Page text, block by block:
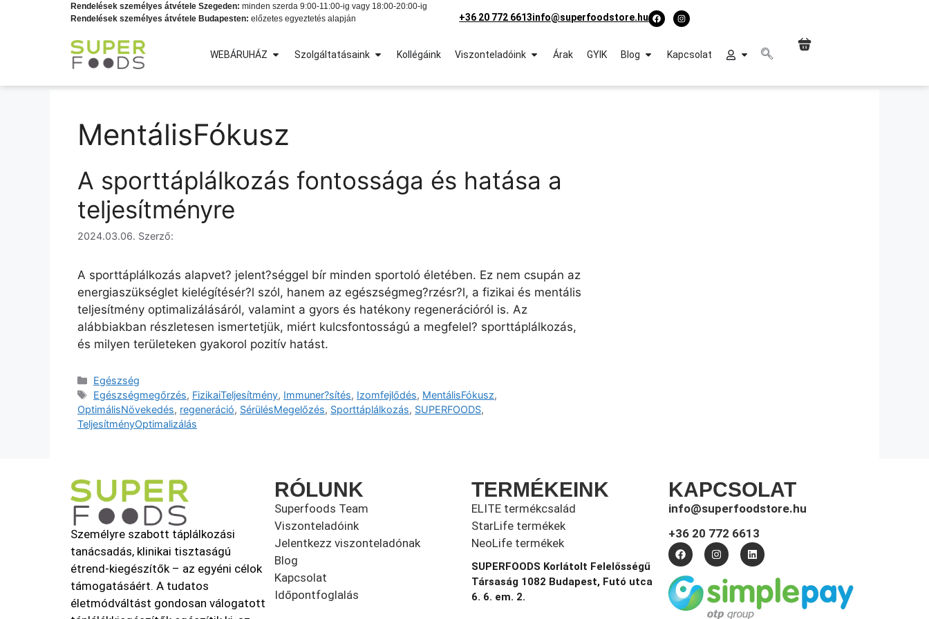
Rendelések személyes átvétele Szegeden: minden szerda 9:00-11:00-ig vagy 18:00-20:00-ig
Rendelések személyes átvétele Budapesten: előzetes egyeztetés alapján +36 20 772 6613info@superfoodstore.hu
WEBÁRUHÁZ Szolgáltatásaink Kollégáink Viszonteladóink Árak GYIK Blog Kapcsolat
MentálisFókusz
A sporttáplálkozás fontossága és hatása a
teljesítményre
2024.03.06. Szerző:
A sporttáplálkozás alapvet? jelent?séggel bír minden sportoló életében. Ez nem csupán az
energiaszükséglet kielégítésér?l szól, hanem az egészségmeg?rzésr?l, a fizikai és mentális
teljesítmény optimalizálásáról, valamint a gyors és hatékony regenerációról is. Az
alábbiakban részletesen ismertetjük, miért kulcsfontosságú a megfelel? sporttáplálkozás,
és milyen területeken gyakorol pozitív hatást.
Egészség
Egészségmegőrzés, FizikaiTeljesítmény, Immuner?sítés, Izomfejlődés, MentálisFókusz,
OptimálisNövekedés, regeneráció, SérülésMegelőzés, Sporttáplálkozás, SUPERFOODS,
TeljesítményOptimalizálás
Személyre szabott táplálkozási
tanácsadás, klinikai tisztaságú
étrend-kiegészítők – az egyéni célok
támogatásáért. A tudatos
életmódváltást gondosan válogatott
RÓLUNK
Superfoods Team
Viszonteladóink
Jelentkezz viszonteladónak
Blog
Kapcsolat
Időpontfoglalás
TERMÉKEINK
ELITE termékcsalád
StarLife termékek
NeoLife termékek
SUPERFOODS Korlátolt Felelősségű
Társaság 1082 Budapest, Futó utca
6. 6. em. 2.
KAPCSOLAT
info@superfoodstore.hu
+36 20 772 6613